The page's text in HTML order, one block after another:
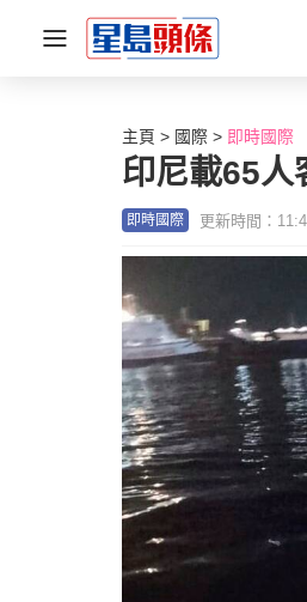
主頁 國際 即時國際
印尼載65人
即時國際 更新時間：